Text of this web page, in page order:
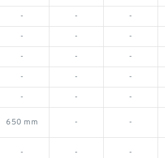
- - -
- - -
- - -
- - -
- - -
650 mm - -
- - -